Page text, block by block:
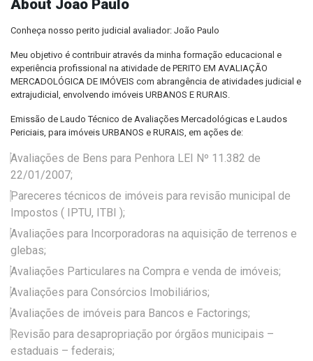
About João Paulo
Conheça nosso perito judicial avaliador: João Paulo
Meu objetivo é contribuir através da minha formação educacional e
experiência profissional na atividade de PERITO EM AVALIAÇÃO
MERCADOLÓGICA DE IMÓVEIS com abrangência de atividades judicial e
extrajudicial, envolvendo imóveis URBANOS E RURAIS.
Emissão de Laudo Técnico de Avaliações Mercadológicas e Laudos
Periciais, para imóveis URBANOS e RURAIS, em ações de:
Avaliações de Bens para Penhora LEI Nº 11.382 de
22/01/2007;
Pareceres técnicos de imóveis para revisão municipal de
Impostos ( IPTU, ITBI );
Avaliações para Incorporadoras na aquisição de terrenos e
glebas;
Avaliações Particulares na Compra e venda de imóveis;
Avaliações para Consórcios Imobiliários;
Avaliações de imóveis para Bancos e Factorings;
Revisão para desapropriação por órgãos municipais –
estaduais – federais;